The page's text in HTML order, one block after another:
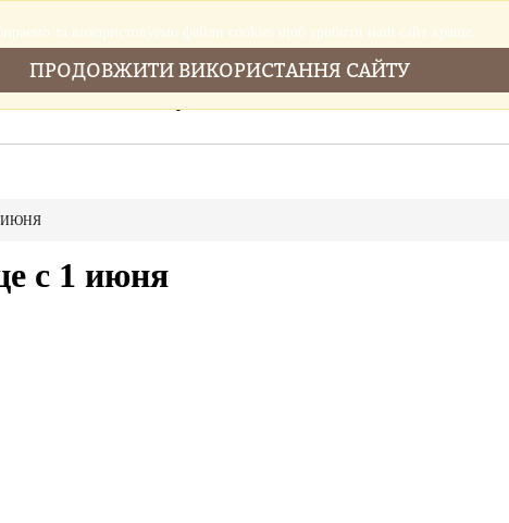
Головна Послуги Новини Cтатті
ИЮНЯ
с 1 июня
та використовуемо файли cookies щоб зробити наш сайт краще.
ПРОДОВЖИТИ ВИКОРИСТАННЯ САЙТУ